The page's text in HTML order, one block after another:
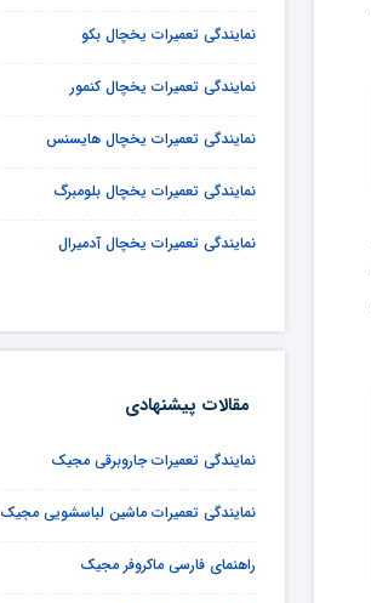
نمایندگی تعمیرات یخچال بکو
نمایندگی تعمیرات یخچال کنمور
نمایندگی تعمیرات یخچال هایسنس
نمایندگی تعمیرات یخچال بلومبرگ
نمایندگی تعمیرات یخچال آدمیرال
مقالات پیشنهادی
نمایندگی تعمیرات جاروبرقی مجیک
نمایندگی تعمیرات ماشین لباسشویی مجیک
راهنمای فارسی ماکروفر مجیک